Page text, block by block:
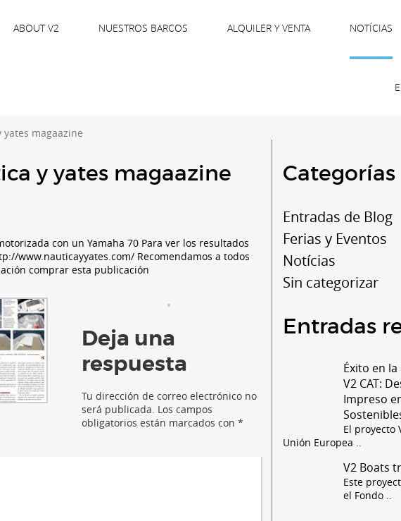
ABOUT V2 NUESTROS BARCOS ALQUILER Y VENTA NOTÍCIAS
yates magaazine
y yates magaazine
con un Yamaha 70 Para ver los resultados
www.nauticayyates.com/ Recomendamos a todos
comprar esta publicación
Deja una
respuesta
Tu dirección de correo electrónico no
será publicada. Los campos
obligatorios están marcados con*
Categorías
Entradas de Blog
Ferias y Eventos
Notícias
Sin categorizar
Entradas
Éxito en
V2 CAT:
Impreso
El proyecto
Unión Europea ..
V2 Boats
Este
el Fondo ..